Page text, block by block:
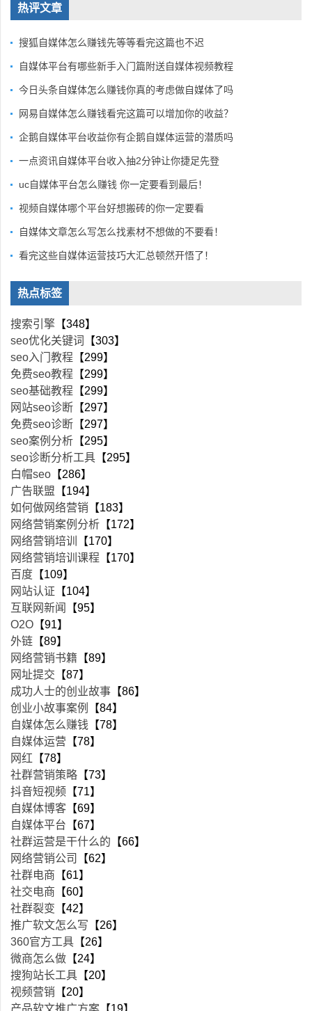
热评文章
搜狐自媒体怎么赚钱先等等看完这篇也不迟
自媒体平台有哪些新手入门篇附送自媒体视频教程
今日头条自媒体怎么赚钱你真的考虑做自媒体了吗
网易自媒体怎么赚钱看完这篇可以增加你的收益？
企鹅自媒体平台收益你有企鹅自媒体运营的潜质吗
一点资讯自媒体平台收入抽2分钟让你捷足先登
uc自媒体平台怎么赚钱 你一定要看到最后！
视频自媒体哪个平台好想搬砖的你一定要看
自媒体文章怎么写怎么找素材不想做的不要看！
看完这些自媒体运营技巧大汇总顿然开悟了！
热点标签
搜索引擎 【348】
seo优化关键词
【303】
seo入门教程 【299】
免费seo教程 【299】
seo基础教程 【299】
网站seo诊断 【297】
免费seo诊断 【297】
seo案例分析 【295】
seo诊断分析工具 【295】
白帽seo 【286】
广告联盟 【194】
如何做网络营销 【183】
网络营销案例分析 【172】
网络营销培训
【170】
网络营销培训课程 【170】
百度 【109】
网站认证 【104】
互联网新闻
【95】
O2O 【91】
外链 【89】
网络营销书籍 【89】
网址提交 【87】
成功人士的创业故事 【86】
创业小故事案例
【84】
自媒体怎么赚钱 【78】
自媒体运营 【78】
网红 【78】
社群营销策略 【73】
抖音短视频 【71】
自媒体博客 【69】
自媒体平台 【67】
社群运营是干什么的 【66】
网络营销公司
【62】
社群电商 【61】
社交电商 【60】
社群裂变 【42】
推广软文怎么写 【26】
360官方工具 【26】
微商怎么做 【24】
搜狗站长工具 【20】
视频营销 【20】